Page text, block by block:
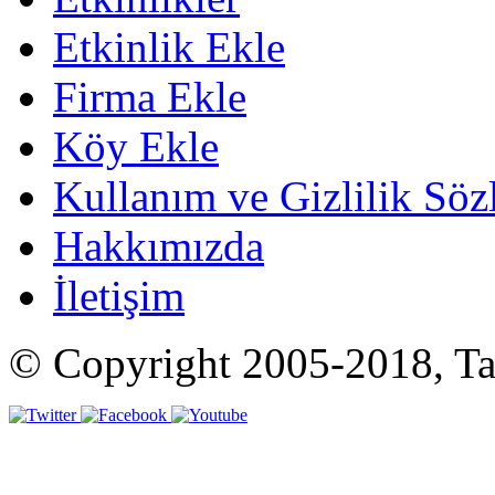
Etkinlik Ekle
Firma Ekle
Köy Ekle
Kullanım ve Gizlilik
Hakkımızda
İletişim
© Copyright 2005-2018,